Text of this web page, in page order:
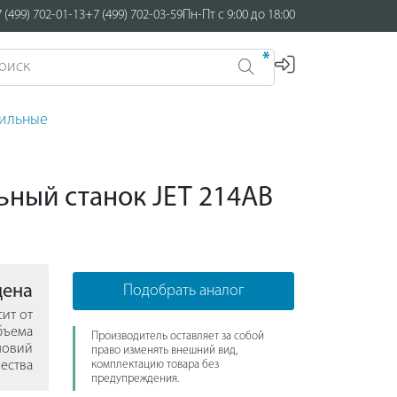
(499) 702-01-13+7 (499) 702-03-59Пн-Пт с 9:00 до 18:00
*
станок JET 214AB
от
Подобрать аналог
Производитель оставляет за собой
право изменять внешний вид,
комплектацию товара без
предупреждения.